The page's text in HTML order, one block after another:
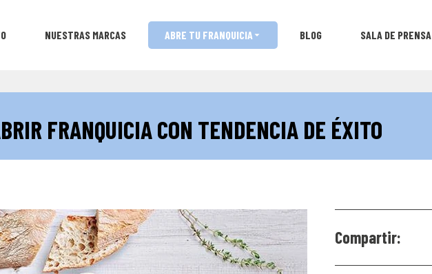
NUESTRAS MARCAS ABRE TU FRANQUICIA BLOG SALA DE PRENSA
FRANQUICIA CON TENDENCIA DE ÉXITO
Compartir: